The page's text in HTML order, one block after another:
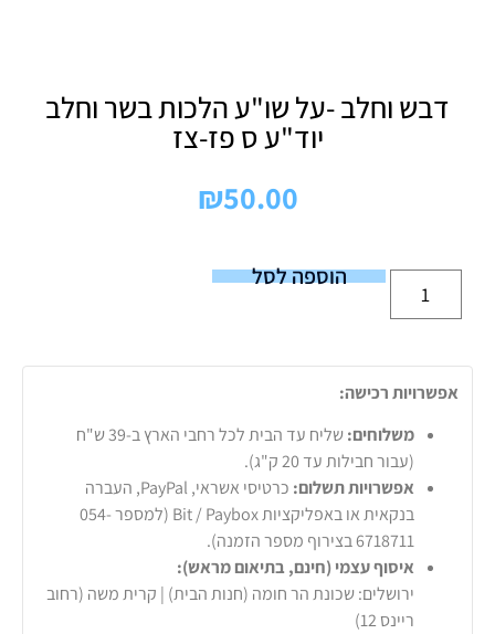
דבש וחלב -על שו"ע הלכות בשר וחלב
יוד"ע ס פז-צז
₪50.00
הוספה לסל
אפשרויות רכישה:
משלוחים:
שליח עד הבית לכל רחבי הארץ ב-39 ש"ח
(עבור חבילות עד 20 ק"ג).
אפשרויות תשלום:
כרטיסי אשראי, PayPal, העברה
בנקאית או באפליקציות Bit / Paybox (למספר 054-
6718711 בצירוף מספר הזמנה).
איסוף עצמי (חינם, בתיאום מראש):
ירושלים: שכונת הר חומה (חנות הבית) | קרית משה (רחוב
ריינס 12)